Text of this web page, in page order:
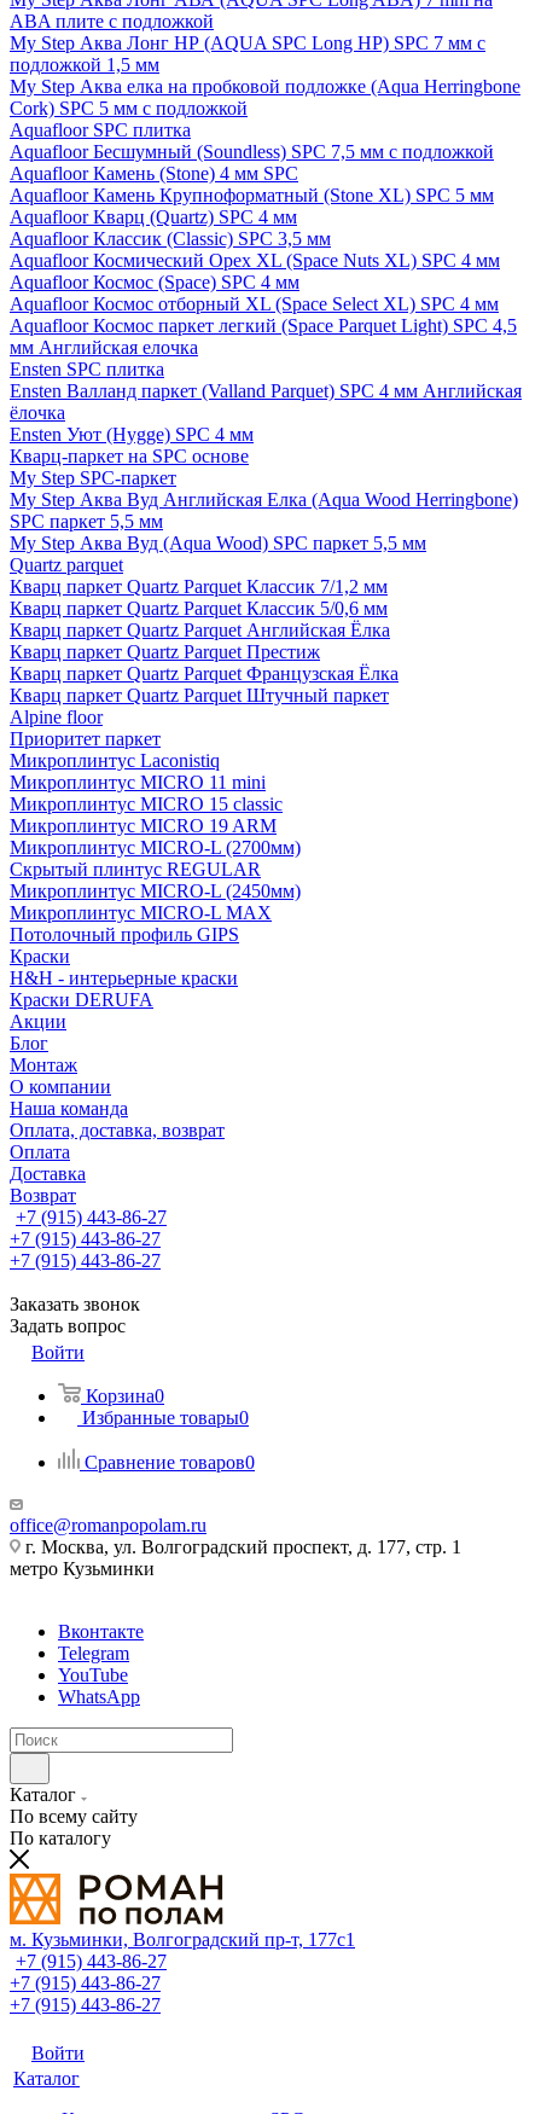
ABA плите с подложкой
My Step Аква Лонг НР (AQUA SPC Long HP) SPC 7 мм с
подложкой 1,5 мм
My Step Аква елка на пробковой подложке (Aqua Herringbone
Cork) SPC 5 мм с подложкой
Aquafloor SPC плитка
Aquafloor Бесшумный (Soundless) SPC 7,5 мм с подложкой
Aquafloor Камень (Stone) 4 мм SPC
Aquafloor Камень Крупноформатный (Stone XL) SPC 5 мм
Aquafloor Кварц (Quartz) SPC 4 мм
Aquafloor Классик (Classic) SPC 3,5 мм
Aquafloor Космический Орех XL (Space Nuts XL) SPC 4 мм
Aquafloor Космос (Space) SPC 4 мм
Aquafloor Космос отборный XL (Space Select XL) SPC 4 мм
Aquafloor Космос паркет легкий (Space Parquet Light) SPC 4,5
мм Английская елочка
Ensten SPC плитка
Ensten Валланд паркет (Valland Parquet) SPC 4 мм Английская
ёлочка
Ensten Уют (Hygge) SPC 4 мм
Кварц-паркет на SPC основе
My Step SPC-паркет
My Step Аква Вуд Английская Елка (Aqua Wood Herringbone)
SPC паркет 5,5 мм
My Step Аква Вуд (Aqua Wood) SPC паркет 5,5 мм
Quartz parquet
Кварц паркет Quartz Parquet Классик 7/1,2 мм
Кварц паркет Quartz Parquet Классик 5/0,6 мм
Кварц паркет Quartz Parquet Английская Ёлка
Кварц паркет Quartz Parquet Престиж
Кварц паркет Quartz Parquet Французская Ёлка
Кварц паркет Quartz Parquet Штучный паркет
Alpine floor
Приоритет паркет
Микроплинтус Laconistiq
Микроплинтус MICRO 11 mini
Микроплинтус MICRO 15 classic
Микроплинтус MICRO 19 ARM
Микроплинтус MICRO-L (2700мм)
Скрытый плинтус REGULAR
Микроплинтус MICRO-L (2450мм)
Микроплинтус MICRO-L MAX
Потолочный профиль GIPS
Краски
H&H - интерьерные краски
Краски DERUFA
Акции
Блог
Монтаж
О компании
Наша команда
Оплата, доставка, возврат
Оплата
Доставка
Возврат
+7 (915) 443-86-27
+7 (915) 443-86-27
+7 (915) 443-86-27
Заказать звонок
Задать вопрос
Войти
Корзина0
Избранные товары0
Сравнение товаров0
office@romanpopolam.ru
г. Москва, ул. Волгоградский проспект, д. 177, стр. 1
метро Кузьминки
Вконтакте
Telegram
YouTube
WhatsApp
Каталог
По всему сайту
По каталогу
м. Кузьминки, Волгоградский пр‑т, 177с1
+7 (915) 443-86-27
+7 (915) 443-86-27
+7 (915) 443-86-27
Войти
Каталог